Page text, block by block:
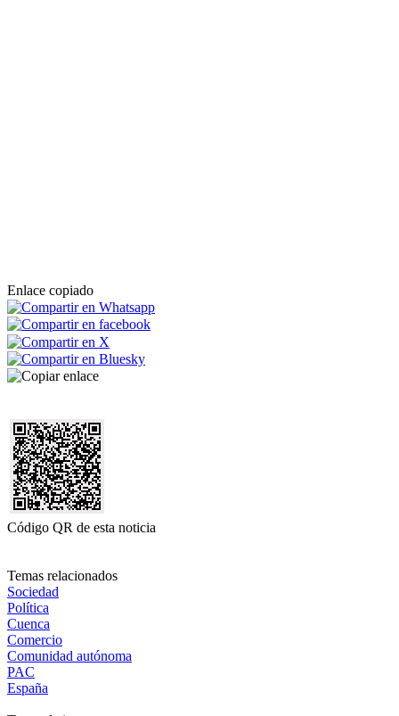
Enlace copiado
Código QR de esta noticia
Temas relacionados
Sociedad
Política
Cuenca
Comercio
Comunidad autónoma
PAC
España